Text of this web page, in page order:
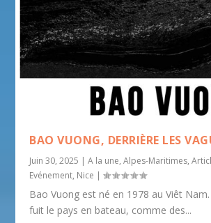
BAO VUONG, DERRIÈRE LES
Juin 30, 2025 |A la une,Alpes-Maritimes,
Evénement, Nice |
Bao Vuong est né en 1978 au Viêt
fuit le pays en bateau, comme des...